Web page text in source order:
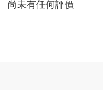
尚未有任何評價